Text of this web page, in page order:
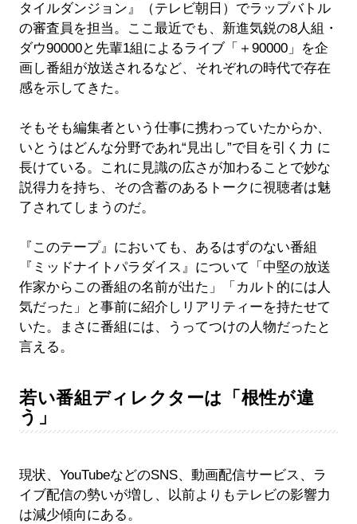
タイルダンジョン』（テレビ朝日）でラップバトル
の審査員を担当。ここ最近でも、新進気鋭の8人組・
ダウ90000と先輩1組によるライブ「＋90000」を企
画し番組が放送されるなど、それぞれの時代で存在
感を示してきた。
そもそも編集者という仕事に携わっていたからか、
いとうはどんな分野であれ“見出し”で目を引く力 に
長けている。これに見識の広さが加わることで妙な
説得力を持ち、その含蓄のあるトークに視聴者は魅
了されてしまうのだ。
『このテープ』においても、あるはずのない番組
『ミッドナイトパラダイス』について「中堅の放送
作家からこの番組の名前が出た」「カルト的には人
気だった」と事前に紹介しリアリティーを持たせて
いた。まさに番組には、うってつけの人物だったと
言える。
若い番組ディレクターは「根性が違
う」
現状、YouTubeなどのSNS、動画配信サービス、ラ
イブ配信の勢いが増し、以前よりもテレビの影響力
は減少傾向にある。